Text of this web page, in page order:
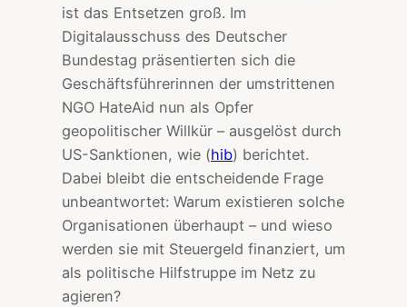
ist das Entsetzen groß. Im
Digitalausschuss des Deutscher
Bundestag präsentierten sich die
Geschäftsführerinnen der umstrittenen
NGO HateAid nun als Opfer
geopolitischer Willkür – ausgelöst durch
US-Sanktionen, wie (hib) berichtet.
Dabei bleibt die entscheidende Frage
unbeantwortet: Warum existieren solche
Organisationen überhaupt – und wieso
werden sie mit Steuergeld finanziert, um
als politische Hilfstruppe im Netz zu
agieren?